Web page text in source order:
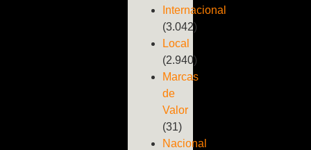
Internacional
(3.042)
Local
(2.940)
Marcas
de
Valor
(31)
Nacional